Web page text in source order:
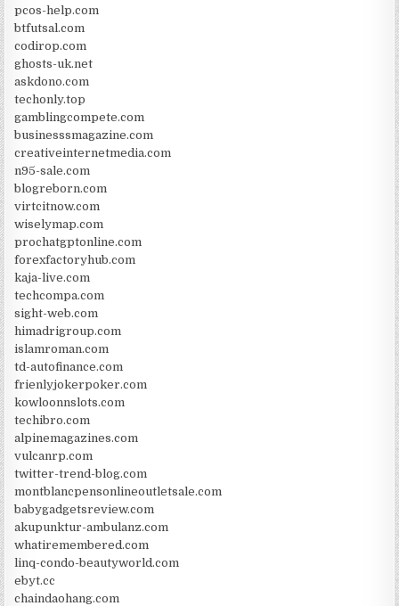
pcos-help.com
btfutsal.com
codirop.com
ghosts-uk.net
askdono.com
techonly.top
gamblingcompete.com
businesssmagazine.com
creativeinternetmedia.com
n95-sale.com
blogreborn.com
virtcitnow.com
wiselymap.com
prochatgptonline.com
forexfactoryhub.com
kaja-live.com
techcompa.com
sight-web.com
himadrigroup.com
islamroman.com
td-autofinance.com
frienlyjokerpoker.com
kowloonnslots.com
techibro.com
alpinemagazines.com
vulcanrp.com
twitter-trend-blog.com
montblancpensonlineoutletsale.com
babygadgetsreview.com
akupunktur-ambulanz.com
whatiremembered.com
linq-condo-beautyworld.com
ebyt.cc
chaindaohang.com